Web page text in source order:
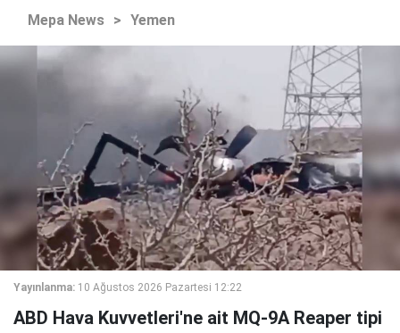
Mepa News > Yemen
Yayınlanma: 10 Ağustos 2026 Pazartesi 12:22
ABD Hava Kuvvetleri'ne ait MQ-9A Reaper tipi